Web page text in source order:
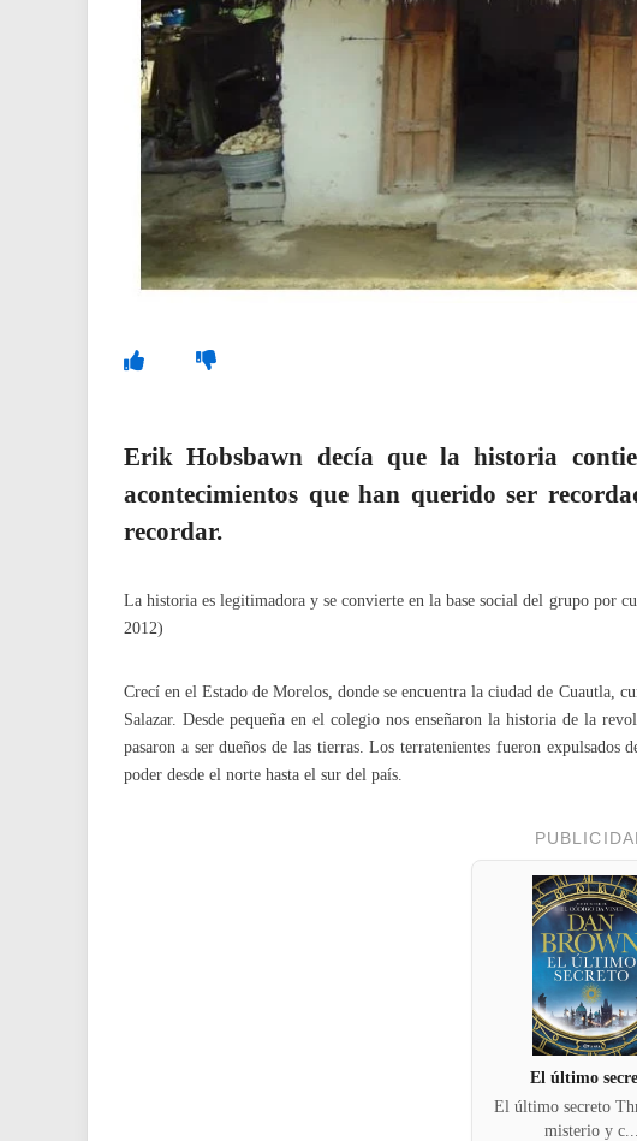
Erik Hobsbawn decía que la historia
acontecimientos que han querido ser
recordar.
La historia es legitimadora y se convierte en la base social del grupo por
2012)
Crecí en el Estado de Morelos, donde se encuentra la ciudad de Cuautla,
Salazar. Desde pequeña en el colegio nos enseñaron la historia de la
pasaron a ser dueños de las tierras. Los terratenientes fueron
poder desde el norte hasta el sur del país.
El último
El último secreto
misterio y c...